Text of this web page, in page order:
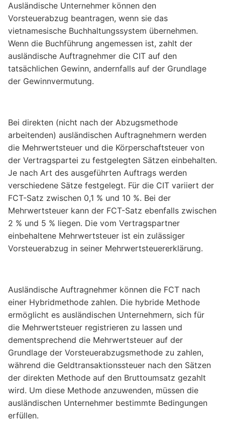
Ausländische Unternehmer können den
Vorsteuerabzug beantragen, wenn sie das
vietnamesische Buchhaltungssystem übernehmen.
Wenn die Buchführung angemessen ist, zahlt der
ausländische Auftragnehmer die CIT auf den
tatsächlichen Gewinn, andernfalls auf der Grundlage
der Gewinnvermutung.
Bei direkten (nicht nach der Abzugsmethode
arbeitenden) ausländischen Auftragnehmern werden
die Mehrwertsteuer und die Körperschaftsteuer von
der Vertragspartei zu festgelegten Sätzen einbehalten.
Je nach Art des ausgeführten Auftrags werden
verschiedene Sätze festgelegt. Für die CIT variiert der
FCT-Satz zwischen 0,1 % und 10 %. Bei der
Mehrwertsteuer kann der FCT-Satz ebenfalls zwischen
2 % und 5 % liegen. Die vom Vertragspartner
einbehaltene Mehrwertsteuer ist ein zulässiger
Vorsteuerabzug in seiner Mehrwertsteuererklärung.
Ausländische Auftragnehmer können die FCT nach
einer Hybridmethode zahlen. Die hybride Methode
ermöglicht es ausländischen Unternehmern, sich für
die Mehrwertsteuer registrieren zu lassen und
dementsprechend die Mehrwertsteuer auf der
Grundlage der Vorsteuerabzugsmethode zu zahlen,
während die Geldtransaktionssteuer nach den Sätzen
der direkten Methode auf den Bruttoumsatz gezahlt
wird. Um diese Methode anzuwenden, müssen die
ausländischen Unternehmer bestimmte Bedingungen
erfüllen.